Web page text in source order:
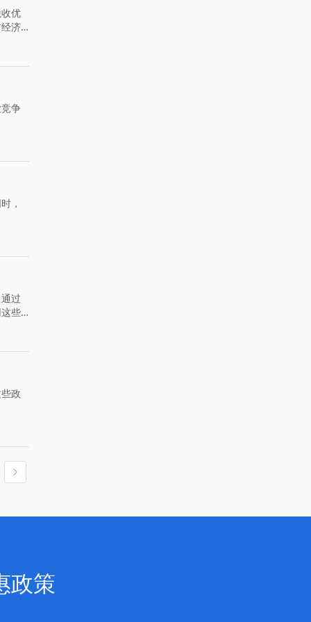
优
济
争
，
过
些
政
政策